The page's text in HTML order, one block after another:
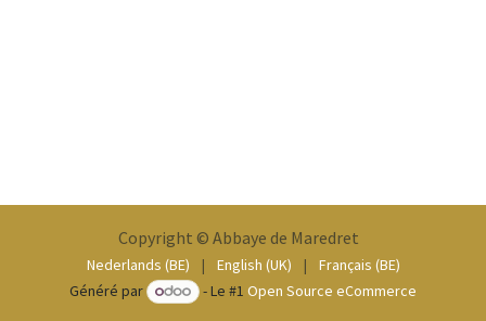
Copyright © Abbaye de Maredret
Nederlands (BE) | English (UK) |
Français (BE)
Généré par
- Le #1 Open Source eCommerce